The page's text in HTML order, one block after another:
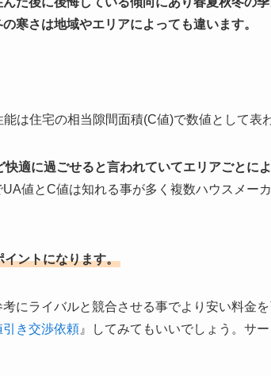
寒さは地域やエリアによっても違います。
は住宅の相当隙間面積(C値)で数値として表
快適に過ごせると言われていてエリアごとに
UA値とC値は知れる事が多く複数ハウスメー
イントになります。
にライバルと競合させる事でより安い料金
引き交渉依頼 』してみてもいいでしょう。サ